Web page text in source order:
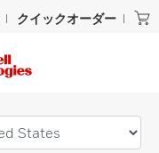
クイックオーダー